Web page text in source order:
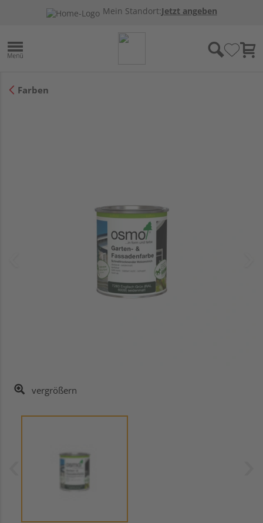
Mein Standort:Jetzt angeben
Farben
vergrößern